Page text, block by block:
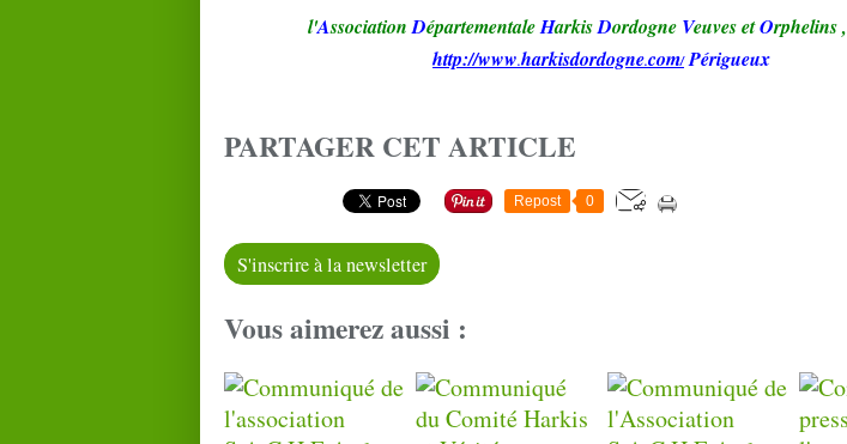
l'Association DépartementaleHarkisDordogne Veuves et Orphelins,
http://www.harkisdordogne.com/ Périgueux
PARTAGER CET ARTICLE
Repost 0
S'inscrire à la newsletter
Vous aimerez aussi :